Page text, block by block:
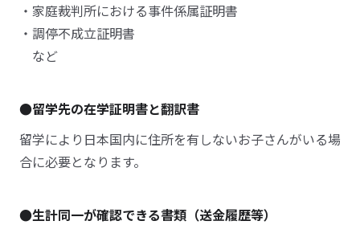
・家庭裁判所における事件係属証明書
・調停不成立証明書
など
●留学先の在学証明書と翻訳書
留学により日本国内に住所を有しないお子さんがいる場
合に必要となります。
●生計同一が確認できる書類（送金履歴等）